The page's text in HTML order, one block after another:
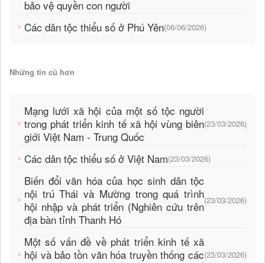
bảo vệ quyền con người
Các dân tộc thiểu số ở Phú Yên(06/06/2026)
Những tin cũ hơn
Mạng lưới xã hội của một số tộc người
trong phát triển kinh tế xã hội vùng biên
giới Việt Nam - Trung Quốc
(23/03/2026)
Các dân tộc thiểu số ở Việt Nam(23/03/2026)
Biến đổi văn hóa của học sinh dân tộc
nội trú Thái và Mường trong quá trình
hội nhập và phát triển (Nghiên cứu trên
địa bàn tỉnh Thanh Hó
(23/03/2026)
Một số vấn đề về phát triển kinh tế xã
hội và bảo tồn văn hóa truyền thống các(23/03/2026)